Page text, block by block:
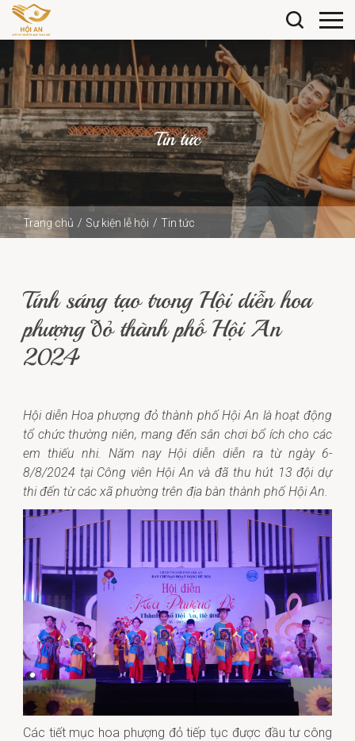
Tin tức
Trang chủ Sự kiện lễ hội
Tin tức
Tính sáng tạo trong Hội diễn hoa
phượng đỏ thành phố Hội An
2024
Hội diễn Hoa phượng đỏ thành phố Hội An là hoạt động
tổ chức thường niên, mang đến sân chơi bổ ích cho các
em thiếu nhi. Năm nay Hội diễn diễn ra từ ngày 6-
8/8/2024 tại Công viên Hội An và đã thu hút 13 đội dự
thi đến từ các xã phường trên địa bàn thành phố Hội An.
Các tiết mục hoa phượng đỏ tiếp tục được đầu tư công